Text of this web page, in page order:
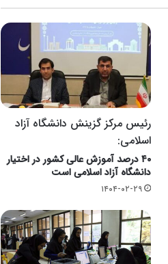
رئیس مرکز گزینش دانشگاه آزاد
اسلامی:
۴۰ درصد آموزش عالی کشور در اختیار
دانشگاه آزاد اسلامی است
۱۴۰۴-۰۲-۲۹